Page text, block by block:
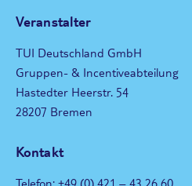
Veranstalter
TUI Deutschland GmbH
Gruppen- & Incentiveabteilung
Hastedter Heerstr. 54
28207 Bremen
Kontakt
Telefon: +49 (0) 421 – 43 26 60